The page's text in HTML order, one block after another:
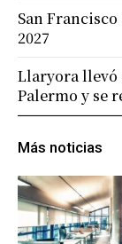
Más noticias
San
2027
Llaryora llevó
Palermo y se